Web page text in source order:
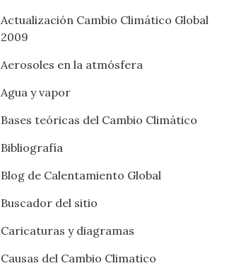
Actualización Cambio Climático Global
2009
Aerosoles en la atmósfera
Agua y vapor
Bases teóricas del Cambio Climático
Bibliografía
Blog de Calentamiento Global
Buscador del sitio
Caricaturas y diagramas
Causas del Cambio Climatico